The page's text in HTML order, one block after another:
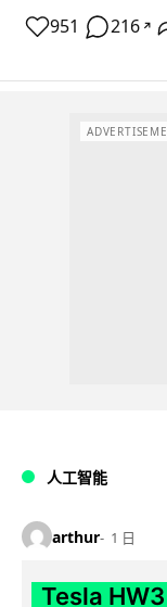
951 216 ↗
人工智能
arthur 1 日
Tesla HW3